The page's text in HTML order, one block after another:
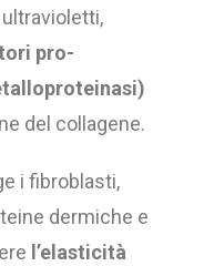
pro-
del collagene.
i fibroblasti,
dermiche e
l’elasticità